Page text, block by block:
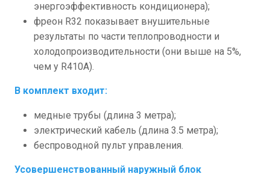
энергоэффективность кондиционера);
фреон R32 показывает внушительные
результаты по части теплопроводности и
холодопроизводительности (они выше на 5%,
чем у R410A).
В комплект входит:
медные трубы (длина 3 метра);
электрический кабель (длина 3.5 метра);
беспроводной пульт управления.
Усовершенствованный наружный блок